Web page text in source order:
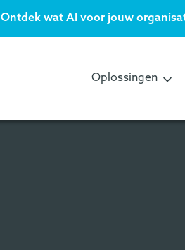
Ontdek wat AI voor jouw
Oplossingen